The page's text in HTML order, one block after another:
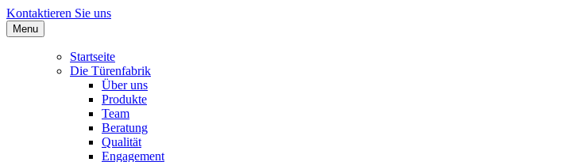
Kontaktieren Sie uns
Menu
Startseite
Die Türenfabrik
Über uns
Produkte
Team
Beratung
Qualität
Engagement